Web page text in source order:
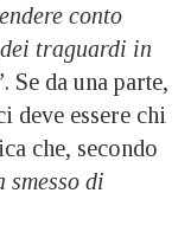
conto
traguardi in
. Se da una parte,
deve essere chi
che, secondo
smesso di